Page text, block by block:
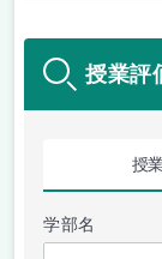
授業評
授
学部名